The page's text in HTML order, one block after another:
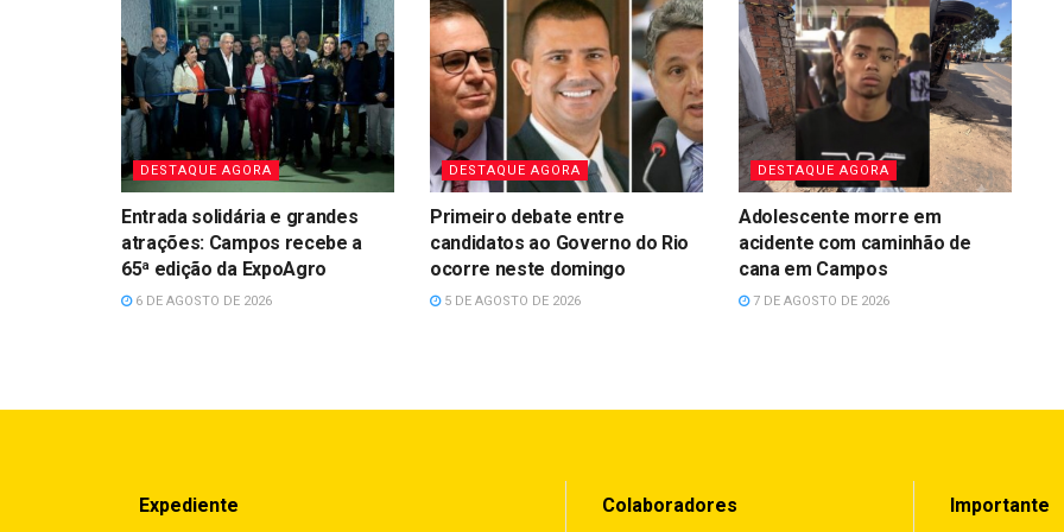
DESTAQUE AGORA
Entrada solidária e grandes
atrações: Campos recebe a
65ª edição da ExpoAgro
6 DE AGOSTO DE 2026
DESTAQUE AGORA
Primeiro debate entre
candidatos ao Governo do Rio
ocorre neste domingo
5 DE AGOSTO DE 2026
DESTAQUE AGORA
Adolescente morre em
acidente com caminhão de
cana em Campos
7 DE AGOSTO DE 2026
Expediente Colaboradores Importante